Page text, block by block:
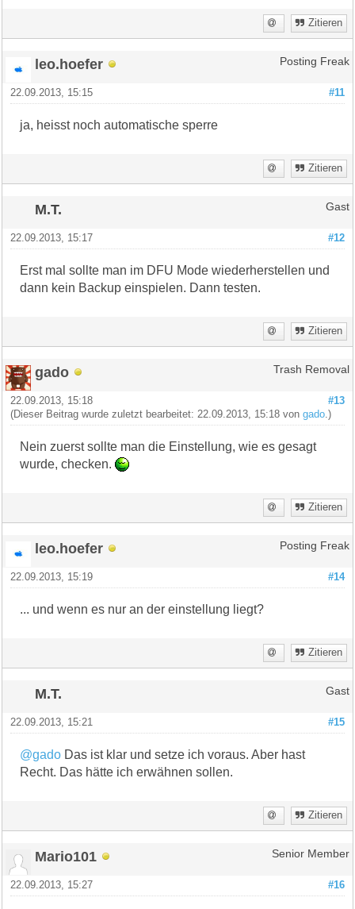
Zitieren
leo.hoefer Posting Freak
#11
22.09.2013, 15:15
ja, heisst noch automatische sperre
Zitieren
M.T. Gast
#12
22.09.2013, 15:17
Erst mal sollte man im DFU Mode wiederherstellen und
dann kein Backup einspielen. Dann testen.
Zitieren
gado Trash Removal
#13
22.09.2013, 15:18
(Dieser Beitrag wurde zuletzt bearbeitet: 22.09.2013, 15:18 vongado .)
Nein zuerst sollte man die Einstellung, wie es gesagt
wurde, checken.
Zitieren
leo.hoefer Posting Freak
#14
22.09.2013, 15:19
... und wenn es nur an der einstellung liegt?
Zitieren
M.T. Gast
#15
22.09.2013, 15:21
@gado Das ist klar und setze ich voraus. Aber hast
Recht. Das hätte ich erwähnen sollen.
Zitieren
Mario101 Senior Member
#16
22.09.2013, 15:27